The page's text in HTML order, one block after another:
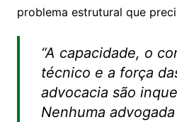
problema estrutural que
“A capacidade, o
técnico e a força
advocacia são
Nenhuma